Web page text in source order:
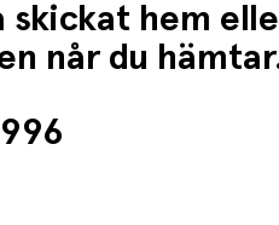
hem
når du